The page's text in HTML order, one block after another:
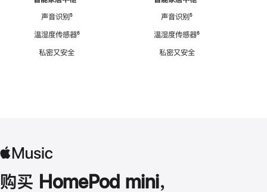
声音识别脚
⁵
温湿度传感器脚
⁶
私密又安全
声音识别脚
⁵
温湿度传感器脚
⁶
私密又安全
购买 HomePod mini，